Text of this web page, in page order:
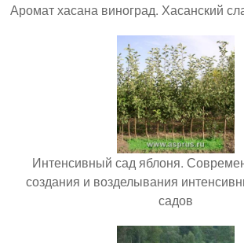
Аромат хасана виноград. Хасанский
Интенсивный сад яблоня.
создания и возделывания
садов